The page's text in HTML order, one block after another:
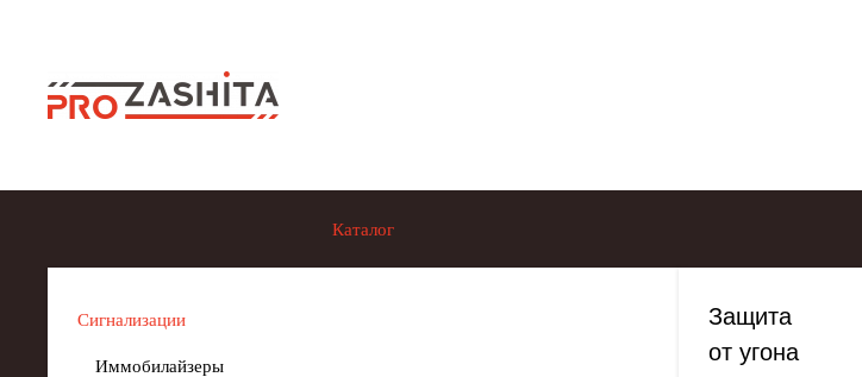
Каталог
Сигнализации
Иммобилайзеры
Защита
от угона